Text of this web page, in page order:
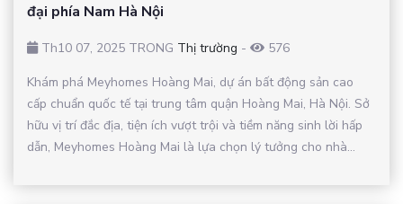
đại phía Nam Hà Nội
Th10 07, 2025 TRONG Thị trường -
576
Khám phá Meyhomes Hoàng Mai, dự án bất động sản cao
cấp chuẩn quốc tế tại trung tâm quận Hoàng Mai, Hà Nội. Sở
hữu vị trí đắc địa, tiện ích vượt trội và tiềm năng sinh lời hấp
dẫn, Meyhomes Hoàng Mai là lựa chọn lý tưởng cho nhà...